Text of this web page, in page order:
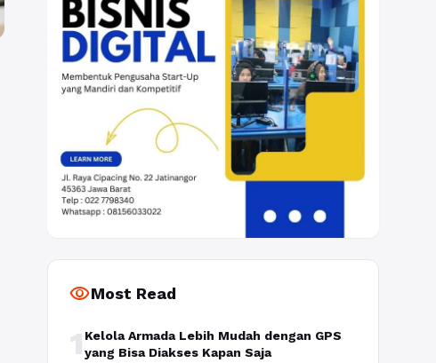
visibilityMost Read
1 Kelola Armada Lebih Mudah dengan GPS
yang Bisa Diakses Kapan Saja